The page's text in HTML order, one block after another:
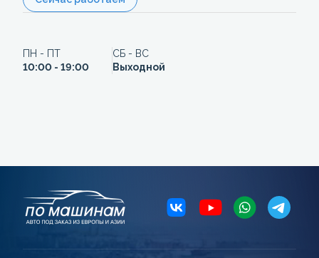
ПН - ПТ
10:00 - 19:00
СБ - ВС
Выходной